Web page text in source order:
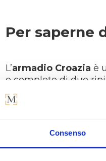
Consenso
Per saperne
L’armadio Croazia è
e completo di due
I fianchi, la
La struttura, le
massello,